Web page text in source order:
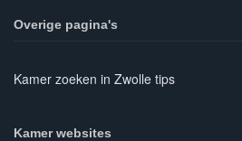
Overige pagina's
Kamer zoeken in Zwolle tips
Kamer websites